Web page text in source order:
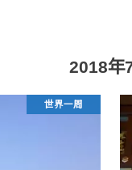
2018年
世界一周